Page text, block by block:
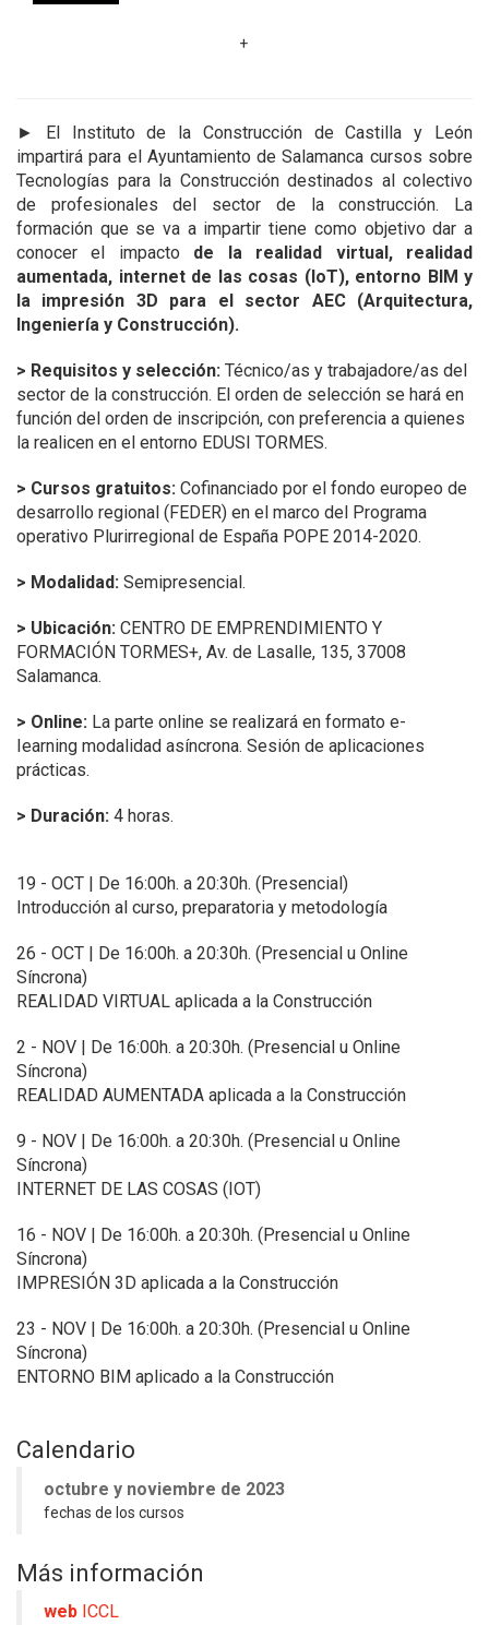
+
► El Instituto de la Construcción de Castilla y León
impartirá para el Ayuntamiento de Salamanca cursos sobre
Tecnologías para la Construcción destinados al colectivo
de profesionales del sector de la construcción.
La
formación que se va a impartir tiene como objetivo dar a
conocer el impacto de la realidad virtual, realidad
aumentada, internet de las cosas (IoT), entorno BIM y
la impresión 3D para el sector AEC (Arquitectura,
Ingeniería y Construcción).
> Requisitos y selección: Técnico/as y trabajadore/as del
sector de la construcción. El orden de selección se hará en
función del orden de inscripción, con preferencia a quienes
la realicen en el entorno EDUSI TORMES.
> Cursos gratuitos: Cofinanciado por el fondo europeo de
desarrollo regional (FEDER) en el marco del Programa
operativo Plurirregional de España POPE 2014-2020.
> Modalidad: Semipresencial.
> Ubicación: CENTRO DE EMPRENDIMIENTO Y
FORMACIÓN TORMES+, Av. de Lasalle, 135, 37008
Salamanca.
> Online: La parte online se realizará en formato e-
Iearning modalidad asíncrona. Sesión de aplicaciones
prácticas.
> Duración: 4 horas.
19 - OCT | De 16:00h. a 20:30h. (Presencial)
Introducción al curso, preparatoria y metodología
26 - OCT | De 16:00h. a 20:30h. (Presencial u Online
Síncrona)
REALIDAD VIRTUAL aplicada a la Construcción
2 - NOV | De 16:00h. a 20:30h. (Presencial u Online
Síncrona)
REALIDAD AUMENTADA aplicada a la Construcción
9 - NOV | De 16:00h. a 20:30h. (Presencial u Online
Síncrona)
INTERNET DE LAS COSAS (IOT)
16 - NOV | De 16:00h. a 20:30h. (Presencial u Online
Síncrona)
IMPRESIÓN 3D aplicada a la Construcción
23 - NOV | De 16:00h. a 20:30h. (Presencial u Online
Síncrona)
ENTORNO BIM aplicado a la Construcción
Calendario
octubre y noviembre de 2023
fechas de los cursos
Más información
web ICCL